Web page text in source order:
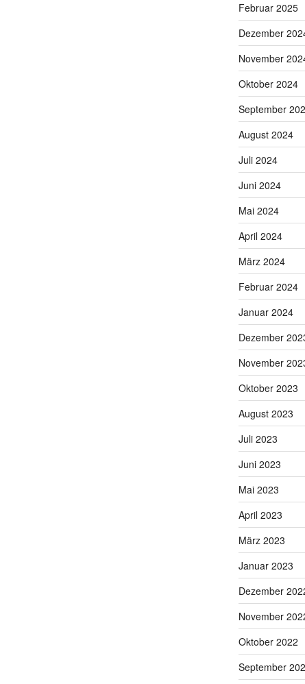
Februar 2025
Dezember
November
Oktober 2024
September
August 2024
Juli 2024
Juni 2024
Mai 2024
April 2024
März 2024
Februar 2024
Januar 2024
Dezember
November
Oktober 2023
August 2023
Juli 2023
Juni 2023
Mai 2023
April 2023
März 2023
Januar 2023
Dezember
November
Oktober 2022
September